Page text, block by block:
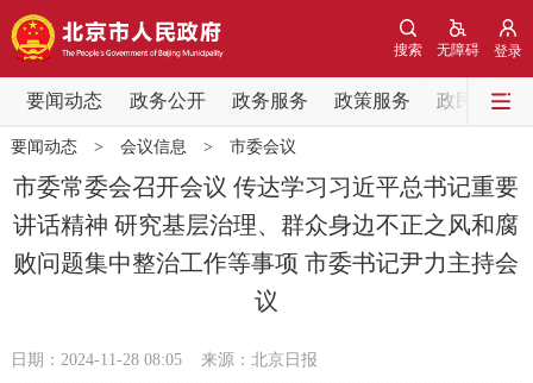
登录
无障碍
搜索
要闻动态 政务公开 政务服务 政策服务 政民互动
要闻动态
党中央精神 国务院信息
北京要闻 会议信息 部门动态
政务公开
要闻动态> 会议信息 > 市委会议
市委常委会召开会议 传达学习习近平总书记重要
讲话精神 研究基层治理、群众身边不正之风和腐
败问题集中整治工作等事项 市委书记尹力主持会
议
日期：2024-11-28 08:05 来源：北京日报